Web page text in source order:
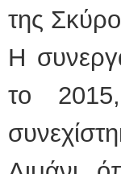
της
Η
το